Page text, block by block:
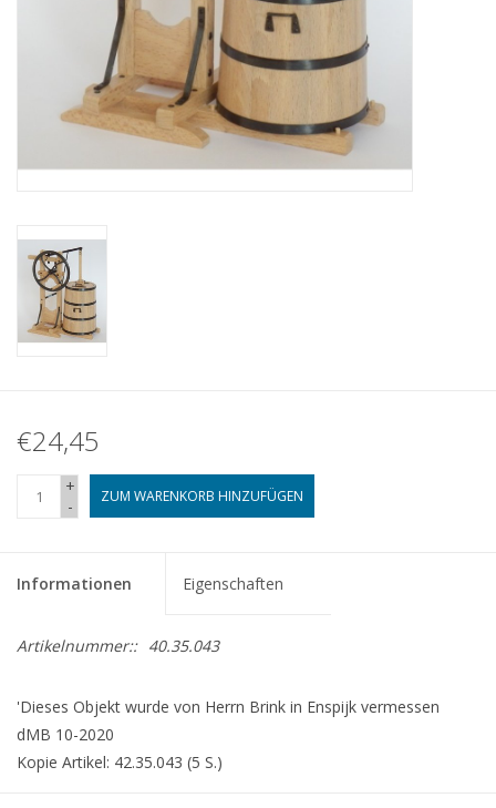
NEUE ZEITSCHRIFTEN
ABONNEMENT DER
MODELLBAUER
€24,45
+
-
ZUM WARENKORB HINZUFÜGEN
Informationen Eigenschaften
Artikelnummer:: 40.35.043
'Dieses Objekt wurde von Herrn Brink in Enspijk vermessen
dMB 10-2020
Kopie Artikel: 42.35.043 (5 S.)